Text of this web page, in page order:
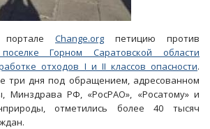
Change.org петицию против
Горном Саратовской области
отходов I и II классов опасности.
три дня под обращением, адресованном
Минздрава РФ, «РосРАО», «Росатому» и
отметились более 40 тысяч